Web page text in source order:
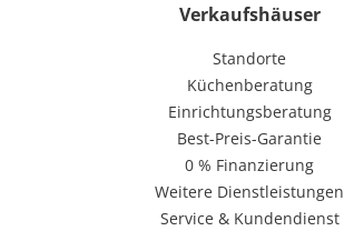
Verkaufshäuser
Standorte
Küchenberatung
Einrichtungsberatung
Best-Preis-Garantie
0 % Finanzierung
Weitere Dienstleistungen
Service & Kundendienst